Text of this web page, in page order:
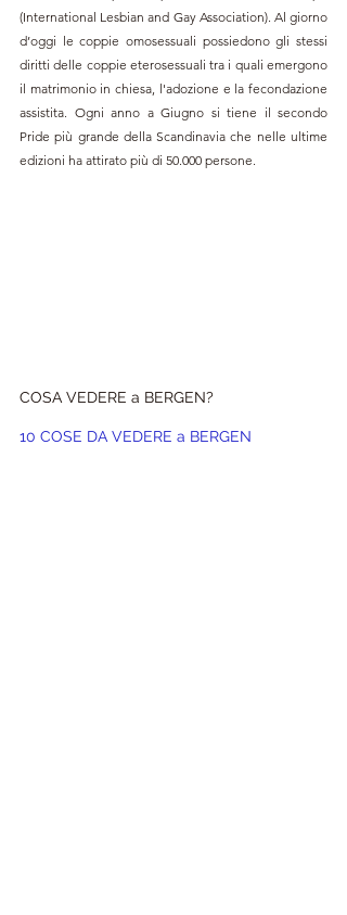
(International Lesbian and Gay Association). Al giorno
d’oggi le coppie omosessuali possiedono gli stessi
diritti delle coppie eterosessuali tra i quali emergono
il matrimonio in chiesa, l'adozione e la fecondazione
assistita. Ogni anno a Giugno si tiene il secondo
Pride più grande della Scandinavia che nelle ultime
edizioni ha attirato più di 50.000 persone.
COSA VEDERE a BERGEN?
10 COSE DA VEDERE a BERGEN